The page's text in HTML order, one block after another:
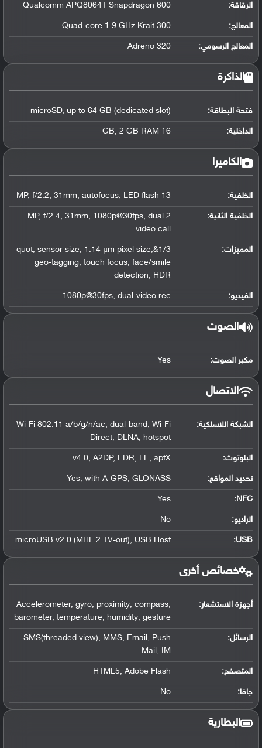
الرقاقة:
Qualcomm APQ8064T Snapdragon 600
المعالج:
Quad-core 1.9 GHz Krait 300
المعالج الرسومي:
Adreno 320
الذاكرة
فتحة البطاقة: microSD, up to 64 GB (dedicated slot)
الداخلية: 16 GB, 2 GB RAM
الكاميرا
الخلفية: 13 MP, f/2.2, 31mm, autofocus, LED flash
الخلفية الثانية:
2 MP, f/2.4, 31mm, 1080p@30fps, dual
video call
المميزات:
1/3&quot; sensor size, 1.14 µm pixel size,
geo-tagging, touch focus, face/smile
detection, HDR
الفيديو: 1080p@30fps, dual-video rec.
الصوت
مكبر الصوت: Yes
الاتصال
الشبكة اللاسلكية:
Wi-Fi 802.11 a/b/g/n/ac, dual-band, Wi-Fi
Direct, DLNA, hotspot
البلوتوث:
v4.0, A2DP, EDR, LE, aptX
تحديد المواقع:
Yes, with A-GPS, GLONASS
NFC
:
Yes
الراديو: No
USB
:
microUSB v2.0 (MHL 2 TV-out), USB Host
خصائص أخرى
أجهزة الاستشعار:
Accelerometer, gyro, proximity, compass,
barometer, temperature, humidity, gesture
الرسائل:
SMS(threaded view), MMS, Email, Push
Mail, IM
المتصفح: HTML5, Adobe Flash
جافا: No
البطارية